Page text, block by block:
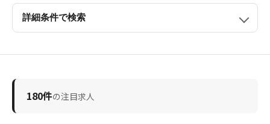
詳細条件で検索
180件の注目求人